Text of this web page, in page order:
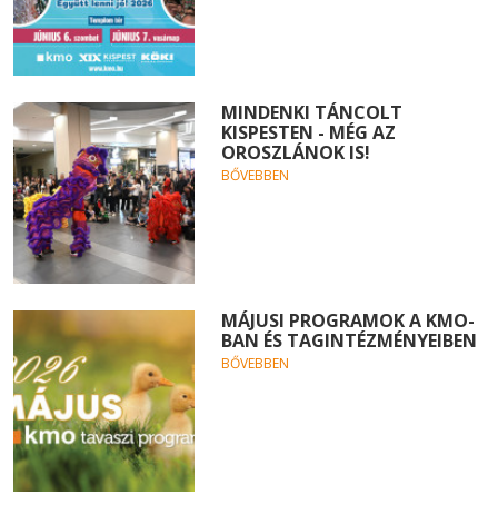
MINDENKI TÁNCOLT
KISPESTEN - MÉG AZ
OROSZLÁNOK IS!
BŐVEBBEN
MÁJUSI PROGRAMOK A KMO-
BAN ÉS TAGINTÉZMÉNYEIBEN
BŐVEBBEN